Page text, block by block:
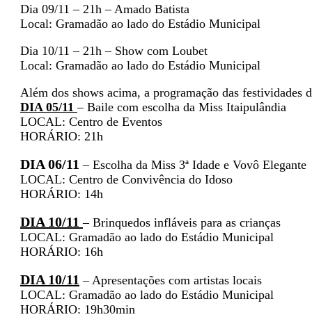
Dia 09/11 – 21h – Amado Batista
Local: Gramadão ao lado do Estádio Municipal
Dia 10/11 – 21h – Show com Loubet
Local: Gramadão ao lado do Estádio Municipal
Além dos shows acima, a programação das festividades
DIA 05/11– Baile com escolha da Miss Itaipulândia
LOCAL: Centro de Eventos
HORÁRIO: 21h
DIA 06/11– Escolha da Miss 3ª Idade e Vovô Elegante
LOCAL: Centro de Convivência do Idoso
HORÁRIO: 14h
DIA 10/11– Brinquedos infláveis para as crianças
LOCAL: Gramadão ao lado do Estádio Municipal
HORÁRIO: 16h
DIA 10/11 – Apresentações com artistas locais
LOCAL: Gramadão ao lado do Estádio Municipal
HORÁRIO: 19h30min